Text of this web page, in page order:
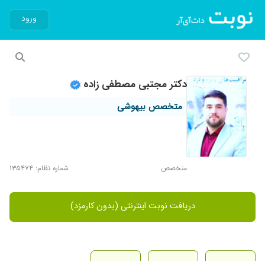
ورود
دکتر مجتبی مصطفی زاده
متخصص بیهوشی
متخصص شماره نظام: ۱۳۵۴۷۴
دریافت نوبت اینترنتی (بدون کارمزد)